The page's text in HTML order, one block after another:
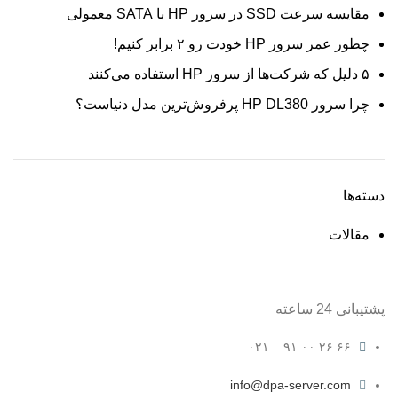
مقایسه سرعت SSD در سرور HP با SATA معمولی
چطور عمر سرور HP خودت رو ۲ برابر کنیم!
۵ دلیل که شرکت‌ها از سرور HP استفاده می‌کنند
چرا سرور HP DL380 پرفروش‌ترین مدل دنیاست؟
دسته‌ها
مقالات
پشتیبانی 24 ساعته
۶۶ ۲۶ ۰۰ ۹۱ – ۰۲۱
info@dpa-server.com